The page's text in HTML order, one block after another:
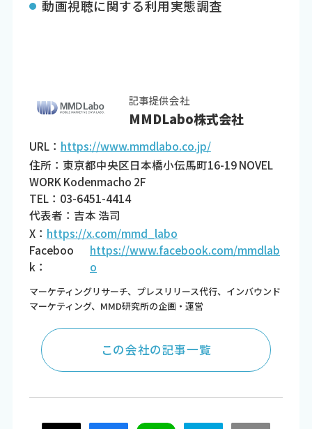
動画視聴に関する利用実態調査
記事提供会社
MMDLabo株式会社
URL： https://www.mmdlabo.co.jp/
住所：東京都中央区日本橋小伝馬町16-19 NOVEL
WORK Kodenmacho 2F
TEL：03-6451-4414
代表者：吉本 浩司
X： https://x.com/mmd_labo
Faceboo
k：
https://www.facebook.com/mmdlab
o
マーケティングリサーチ、プレスリリース代行、インバウンド
マーケティング、MMD研究所の企画・運営
この会社の記事一覧